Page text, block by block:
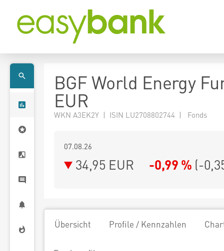
BGF World Energy
EUR
WKN A3EK2Y | ISIN LU2708802744 | Fonds
07.08.26
34,95 EUR -0,99 % (-
Übersicht Profile / Kennzahlen